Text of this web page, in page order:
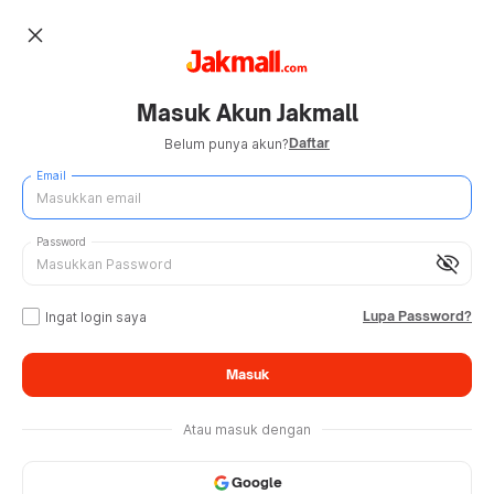
close
Masuk Akun Jakmall
Belum punya akun?Daftar
Email
visibility_off
Password
Ingat login saya Lupa Password?
Masuk
Atau masuk dengan
Google